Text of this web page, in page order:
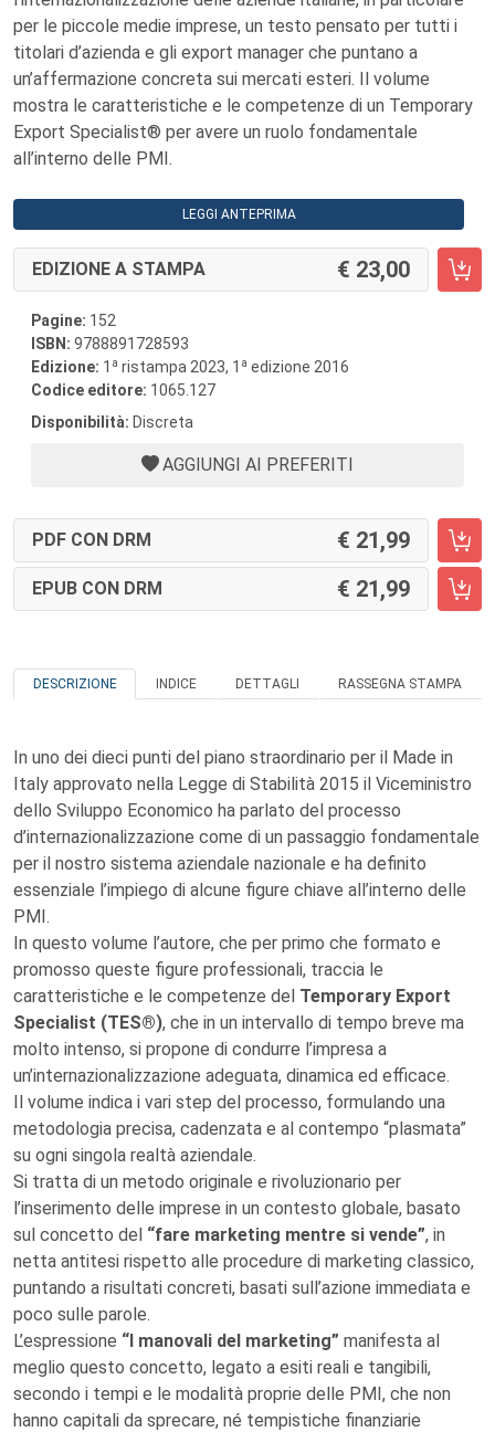
per le piccole medie imprese, un testo pensato per tutti i
titolari d’azienda e gli export manager che puntano a
un’affermazione concreta sui mercati esteri. Il volume
mostra le caratteristiche e le competenze di un Temporary
Export Specialist® per avere un ruolo fondamentale
all’interno delle PMI.
LEGGI ANTEPRIMA
EDIZIONE A STAMPA 23,00
Pagine: 152
ISBN: 9788891728593
Edizione: 1 a ristampa 2023, 1 a edizione 2016
Codice editore: 1065.127
Disponibilità: Discreta
AGGIUNGI AI PREFERITI
PDF CON DRM 21,99
EPUB CON DRM 21,99
DESCRIZIONE INDICE DETTAGLI RASSEGNA STAMPA
In uno dei dieci punti del piano straordinario per il Made in
Italy approvato nella Legge di Stabilità 2015 il Viceministro
dello Sviluppo Economico ha parlato del processo
d’internazionalizzazione come di un passaggio fondamentale
per il nostro sistema aziendale nazionale e ha definito
essenziale l’impiego di alcune figure chiave all’interno delle
PMI.
In questo volume l’autore, che per primo che formato e
promosso queste figure professionali, traccia le
caratteristiche e le competenze del Temporary Export
Specialist (TES®), che in un intervallo di tempo breve ma
molto intenso, si propone di condurre l’impresa a
un’internazionalizzazione adeguata, dinamica ed efficace.
Il volume indica i vari step del processo, formulando una
metodologia precisa, cadenzata e al contempo “plasmata”
su ogni singola realtà aziendale.
Si tratta di un metodo originale e rivoluzionario per
l’inserimento delle imprese in un contesto globale, basato
sul concetto del “fare marketing mentre si vende”, in
netta antitesi rispetto alle procedure di marketing classico,
puntando a risultati concreti, basati sull’azione immediata e
poco sulle parole.
L’espressione “I manovali del marketing” manifesta al
meglio questo concetto, legato a esiti reali e tangibili,
secondo i tempi e le modalità proprie delle PMI, che non
hanno capitali da sprecare, né tempistiche finanziarie